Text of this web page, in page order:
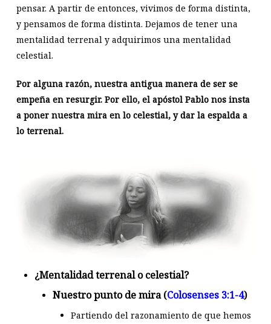
pensar. A partir de entonces, vivimos de forma distinta,
y pensamos de forma distinta. Dejamos de tener una
mentalidad terrenal y adquirimos una mentalidad
celestial.
Por alguna razón, nuestra antigua manera de ser se
empeña en resurgir. Por ello, el apóstol Pablo nos insta
a poner nuestra mira en lo celestial, y dar la espalda a
lo terrenal.
¿Mentalidad terrenal o celestial?
Nuestro punto de mira (Colosenses 3:1-4)
Partiendo del razonamiento de que hemos